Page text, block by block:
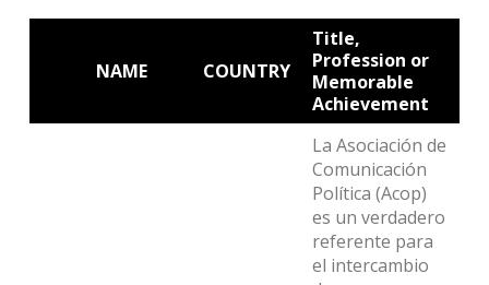
NAME COUNTRY
Title,
Profession or
Memorable
Achievement
La Asociación de
Comunicación
Política (Acop)
es un verdadero
referente para
el intercambio